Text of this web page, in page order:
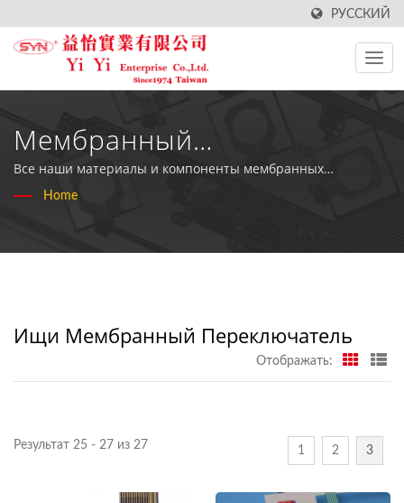
РУССКИЙ
Мембранный
ПереключательПоиск |
Производитель
Высококачественных
Клавиатур - YiYi Enterprise
Co., Ltd
Все наши материалы и компоненты мембранных
переключателей соответствуют стандартам RoHS.
Home
Ищи Мембранный Переключатель
Отображать:
Результат 25 - 27 из 27 1 2 3